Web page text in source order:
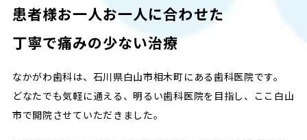
患者様お一人お一人に合わせた
丁寧で痛みの少ない治療
なかがわ歯科は、石川県白山市相木町にある歯科医院です。
どなたでも気軽に通える、明るい歯科医院を目指し、ここ白山
市で開院させていただきました。